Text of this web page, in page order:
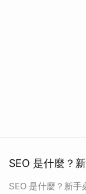
SEO 是什麼？
SEO 是什麼？新